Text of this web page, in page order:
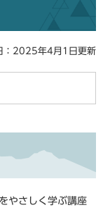
：2025年4月1日更新
やさしく学ぶ講座